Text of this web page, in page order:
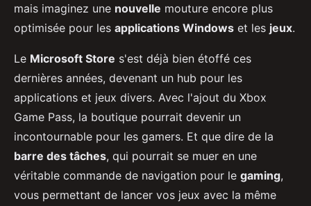
mais imaginez une nouvelle mouture encore plus
optimisée pour les applications Windows et les jeux.
Le Microsoft Store s'est déjà bien étoffé ces
dernières années, devenant un hub pour les
applications et jeux divers. Avec l'ajout du Xbox
Game Pass, la boutique pourrait devenir un
incontournable pour les gamers. Et que dire de la
barre des tâches, qui pourrait se muer en une
véritable commande de navigation pour le gaming,
vous permettant de lancer vos jeux avec la même